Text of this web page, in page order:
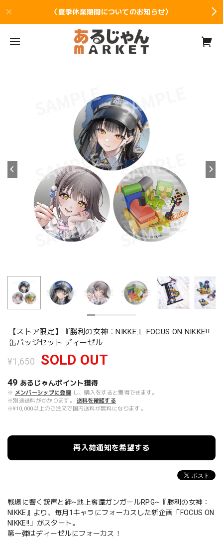
〈夏季休業期間についてのお知らせ〉
【ストア限定】『勝利の女神：NIKKE』 FOCUS ON NIKKE!!
缶バッジセット ディーゼル
¥1,650 SOLD OUT
49 あるじゃんポイント獲得
※ メンバーシップに登録 し、購入をすると獲得できます。
※別途送料がかかります。
送料を確認する
※¥10,000以上のご注文で国内送料が無料になります。
再入荷通知を希望する
戦場に響く銃声と絆~地上奪還ガンガールRPG~『勝利の女神：
NIKKE』より、毎月1キャラにフォーカスした新企画「FOCUS ON
NIKKE!!」がスタート。
第一弾はディーゼルにフォーカス！